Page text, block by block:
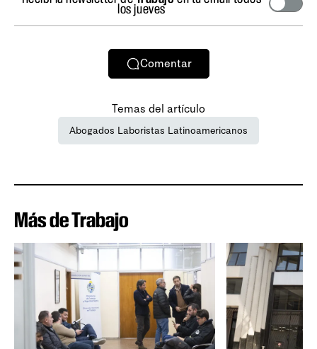
los jueves
Comentar
Temas del artículo
Abogados Laboristas Latinoamericanos
Más de Trabajo